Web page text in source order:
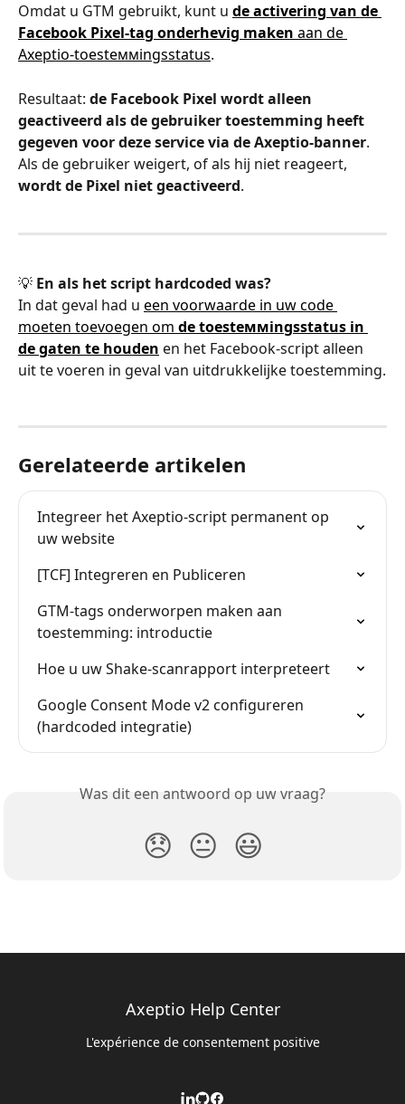
Omdat u GTM gebruikt, kunt u de activering van de
Facebook Pixel-tag onderhevig maken aan de
Axeptio-toesteммingsstatus.
Resultaat: de Facebook Pixel wordt alleen
geactiveerd als de gebruiker toestemming heeft
gegeven voor deze service via de Axeptio-banner.
Als de gebruiker weigert, of als hij niet reageert,
wordt de Pixel niet geactiveerd.
💡 En als het script hardcoded was?
In dat geval had u een voorwaarde in uw code
moeten toevoegen om de toesteммingsstatus in
de gaten te houden en het Facebook-script alleen
uit te voeren in geval van uitdrukkelijke toestemming.
Gerelateerde artikelen
Integreer het Axeptio-script permanent op
uw website
[TCF] Integreren en Publiceren
GTM-tags onderworpen maken aan
toestemming: introductie
Hoe u uw Shake-scanrapport interpreteert
Google Consent Mode v2 configureren
(hardcoded integratie)
Was dit een antwoord op uw vraag?
😞 😐 😃
Axeptio Help Center
L'expérience de consentement positive